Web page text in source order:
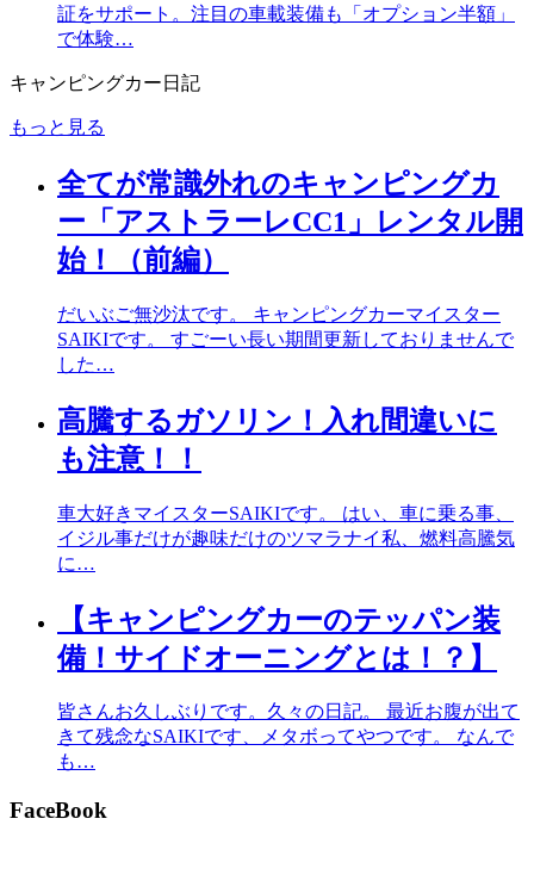
証をサポート。注目の車載装備も「オプション半額」
で体験…
キャンピングカー日記
もっと見る
全てが常識外れのキャンピングカ
ー「アストラーレCC1」レンタル開
始！（前編）
だいぶご無沙汰です。 キャンピングカーマイスター
SAIKIです。 すごーい長い期間更新しておりませんで
した…
高騰するガソリン！入れ間違いに
も注意！！
車大好きマイスターSAIKIです。 はい、車に乗る事、
イジル事だけが趣味だけのツマラナイ私、燃料高騰気
に…
【キャンピングカーのテッパン装
備！サイドオーニングとは！？】
皆さんお久しぶりです。久々の日記。 最近お腹が出て
きて残念なSAIKIです、メタボってやつです。 なんで
も…
FaceBook